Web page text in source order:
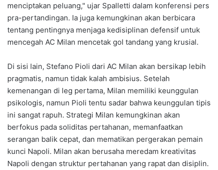
menciptakan peluang," ujar Spalletti dalam konferensi pers
pra-pertandingan. Ia juga kemungkinan akan berbicara
tentang pentingnya menjaga kedisiplinan defensif untuk
mencegah AC Milan mencetak gol tandang yang krusial.
Di sisi lain, Stefano Pioli dari AC Milan akan bersikap lebih
pragmatis, namun tidak kalah ambisius. Setelah
kemenangan di leg pertama, Milan memiliki keunggulan
psikologis, namun Pioli tentu sadar bahwa keunggulan tipis
ini sangat rapuh. Strategi Milan kemungkinan akan
berfokus pada soliditas pertahanan, memanfaatkan
serangan balik cepat, dan mematikan pergerakan pemain
kunci Napoli. Milan akan berusaha meredam kreativitas
Napoli dengan struktur pertahanan yang rapat dan disiplin.